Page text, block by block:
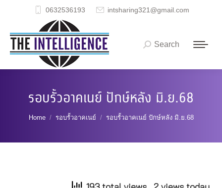
0632536193 intsharing321@gmail.com
Search:
Search
รอบรั้วอาคเนย์ ปักษ์หลัง มิ.ย.68
You are here:
Home รอบรั้วอาคเนย์ รอบรั้วอาคเนย์ ปักษ์หลัง มิ.ย.68